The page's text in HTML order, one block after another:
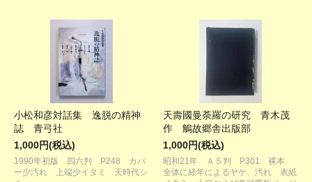
小松和彦対話集 逸脱の精神
誌 青弓社
1,000円(税込)
1990年初版 四六判 P248 カバ
ー少汚れ 上端少イタミ 天時代シ
天壽國曼荼羅の研究 青木茂
作 鵤故郷舎出版部
1,000円(税込)
昭和21年 Ａ５判 P301 裸本
全体に経年によるヤケ、汚れ 表紙